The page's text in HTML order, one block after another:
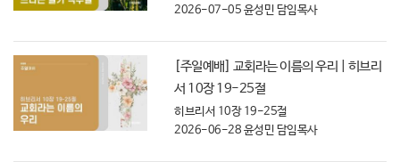
2026-07-05 윤성민 담임목사
[주일예배] 교회라는 이름의 우리 | 히브리
서 10장 19-25절
히브리서 10장 19-25절
2026-06-28 윤성민 담임목사